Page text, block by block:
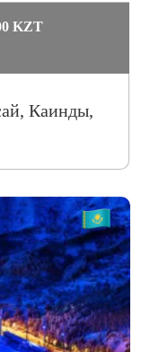
KZT
Каинды,